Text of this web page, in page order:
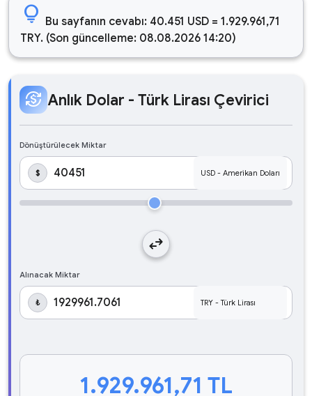
lightbulb Bu sayfanın cevabı: 40.451 USD = 1.929.961,71
TRY. (Son güncelleme: 08.08.2026 14:20)
currency_exchange Anlık Dolar - Türk Lirası Çevirici
Dönüştürülecek Miktar
$
swap_horiz
Alınacak Miktar
₺
1.929.961,71 TL